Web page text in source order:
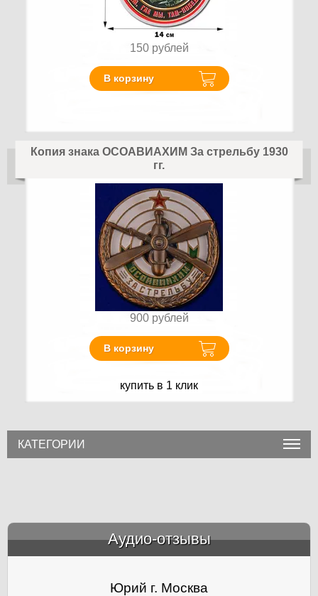
150 рублей
В корзину
Копия знака ОСОАВИАХИМ За стрельбу 1930
гг.
900 рублей
В корзину
купить в 1 клик
КАТЕГОРИИ
Аудио-отзывы
Юрий г. Москва